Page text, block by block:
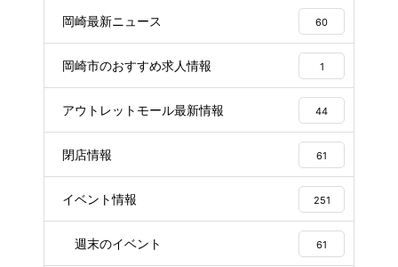
岡崎最新ニュース 60
岡崎市のおすすめ求人情報 1
アウトレットモール最新情報 44
閉店情報 61
イベント情報 251
週末のイベント 61